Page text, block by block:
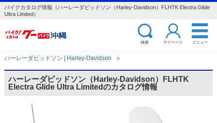
バイクカタログ情報（ハーレーダビッドソン（Harley-Davidson）FLHTK Electra Glide
Ultra Limited）
検索 マイページ メニュー
ハーレーダビッドソン | Harley-Davidson ＞
ハーレーダビッドソン（Harley-Davidson）FLHTK
Electra Glide Ultra Limitedのカタログ情報